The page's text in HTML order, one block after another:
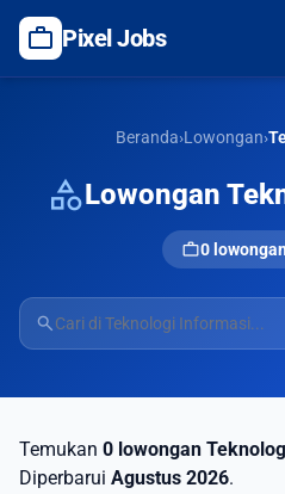
work Pixel Jobs
Beranda›Lowongan›
categoryLowongan
work0
search
Temukan 0 lowongan
Diperbarui Agustus 2026.